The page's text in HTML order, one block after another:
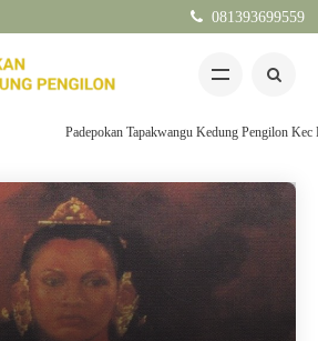
081393699559
Padepokan Tapakwangu Kedung Pengilon Kec